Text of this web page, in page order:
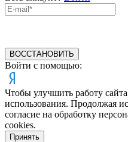
ВОССТАНОВИТЬ
Войти с помощью:
Чтобы улучшить работу
использования. Продолжая
согласие на обработку
cookies.
Принять